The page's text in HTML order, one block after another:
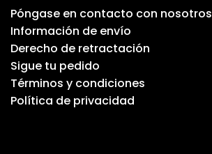
Póngase en contacto con nosotros
Información de envío
Derecho de retractación
Sigue tu pedido
Términos y condiciones
Política de privacidad